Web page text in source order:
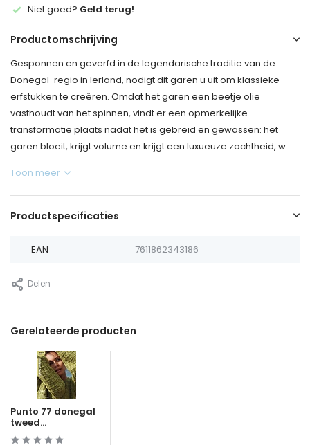
Niet goed? Geld terug!
Productomschrijving
Gesponnen en geverfd in de legendarische traditie van de
Donegal-regio in Ierland, nodigt dit garen u uit om klassieke
erfstukken te creëren. Omdat het garen een beetje olie
vasthoudt van het spinnen, vindt er een opmerkelijke
transformatie plaats nadat het is gebreid en gewassen: het
garen bloeit, krijgt volume en krijgt een luxueuze zachtheid, w...
Toon meer
Productspecificaties
EAN 7611862343186
Delen
Gerelateerde producten
Punto 77 donegal
tweed...